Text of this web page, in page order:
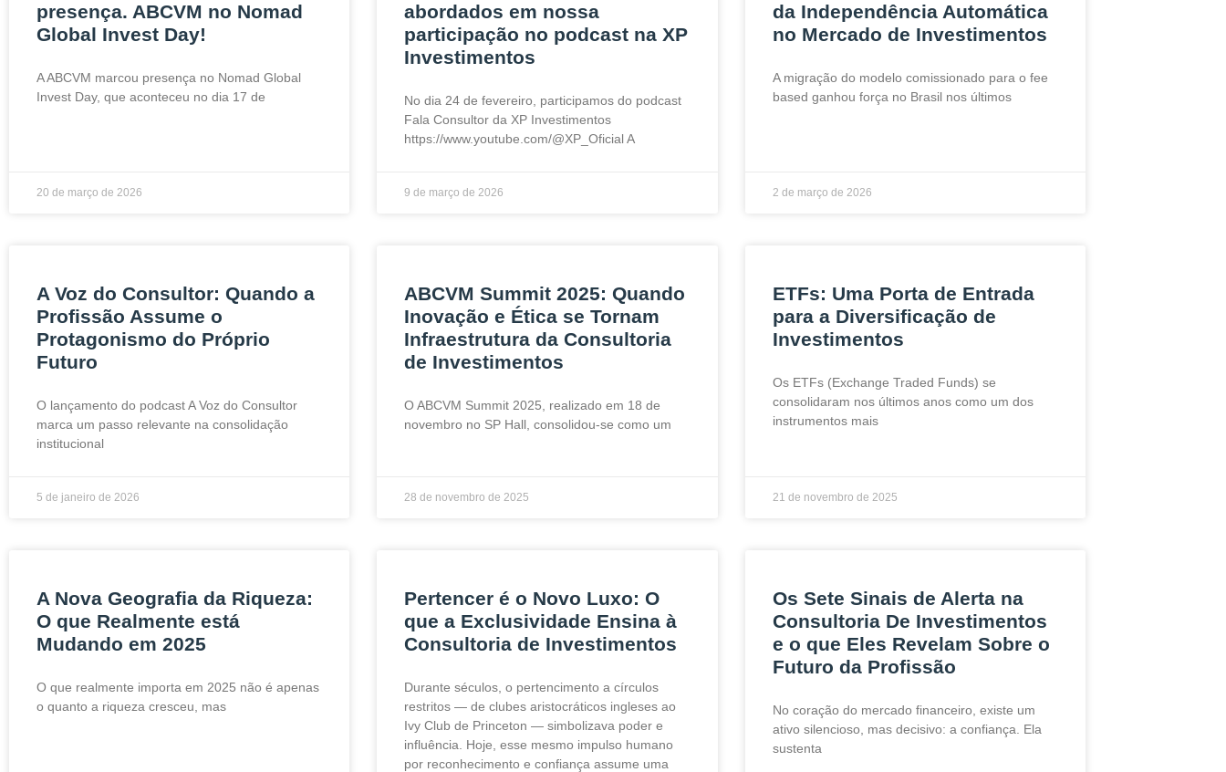
presença. ABCVM no Nomad
Global Invest Day!
A ABCVM marcou presença no Nomad Global
Invest Day, que aconteceu no dia 17 de
20 de março de 2026
abordados em nossa
participação no podcast na XP
Investimentos
No dia 24 de fevereiro, participamos do podcast
Fala Consultor da XP Investimentos
https://www.youtube.com/@XP_Oficial A
9 de março de 2026
da Independência Automática
no Mercado de Investimentos
A migração do modelo comissionado para o fee
based ganhou força no Brasil nos últimos
2 de março de 2026
A Voz do Consultor: Quando a
Profissão Assume o
Protagonismo do Próprio
Futuro
O lançamento do podcast A Voz do Consultor
marca um passo relevante na consolidação
institucional
5 de janeiro de 2026
ABCVM Summit 2025: Quando
Inovação e Ética se Tornam
Infraestrutura da Consultoria
de Investimentos
O ABCVM Summit 2025, realizado em 18 de
novembro no SP Hall, consolidou-se como um
28 de novembro de 2025
ETFs: Uma Porta de Entrada
para a Diversificação de
Investimentos
Os ETFs (Exchange Traded Funds) se
consolidaram nos últimos anos como um dos
instrumentos mais
21 de novembro de 2025
A Nova Geografia da Riqueza:
O que Realmente está
Mudando em 2025
O que realmente importa em 2025 não é apenas
o quanto a riqueza cresceu, mas
Pertencer é o Novo Luxo: O
que a Exclusividade Ensina à
Consultoria de Investimentos
Durante séculos, o pertencimento a círculos
restritos — de clubes aristocráticos ingleses ao
Ivy Club de Princeton — simbolizava poder e
influência. Hoje, esse mesmo impulso humano
por reconhecimento e confiança assume uma
Os Sete Sinais de Alerta na
Consultoria De Investimentos
e o que Eles Revelam Sobre o
Futuro da Profissão
No coração do mercado financeiro, existe um
ativo silencioso, mas decisivo: a confiança. Ela
sustenta